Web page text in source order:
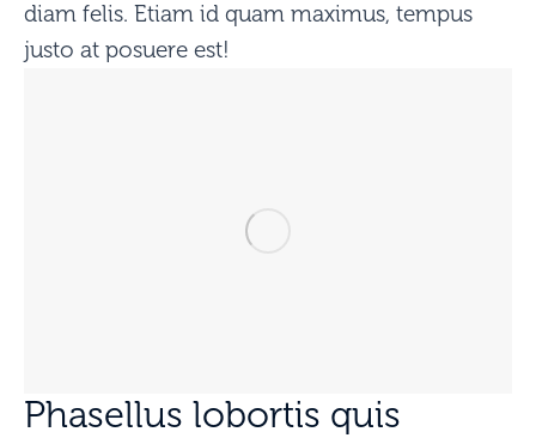
diam felis. Etiam id quam maximus, tempus
justo at posuere est!
Phasellus lobortis quis